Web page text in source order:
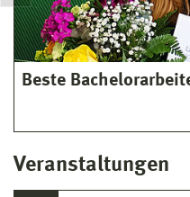
Beste
Veranstaltungen